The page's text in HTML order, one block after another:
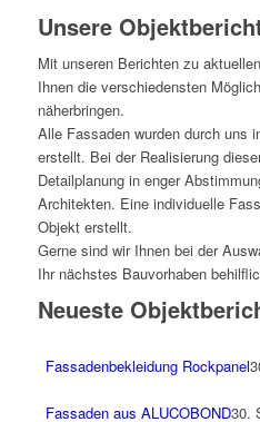
Unsere
Mit unseren Berichten zu
Ihnen die verschiedensten
näherbringen.
Alle Fassaden wurden durch uns
erstellt. Bei der Realisierung
Detailplanung in enger
Architekten. Eine individuelle
Objekt erstellt.
Gerne sind wir Ihnen bei der
Ihr nächstes Bauvorhaben
Neueste
Fassadenbekleidung Rockpanel
Fassaden aus ALUCOBOND30.